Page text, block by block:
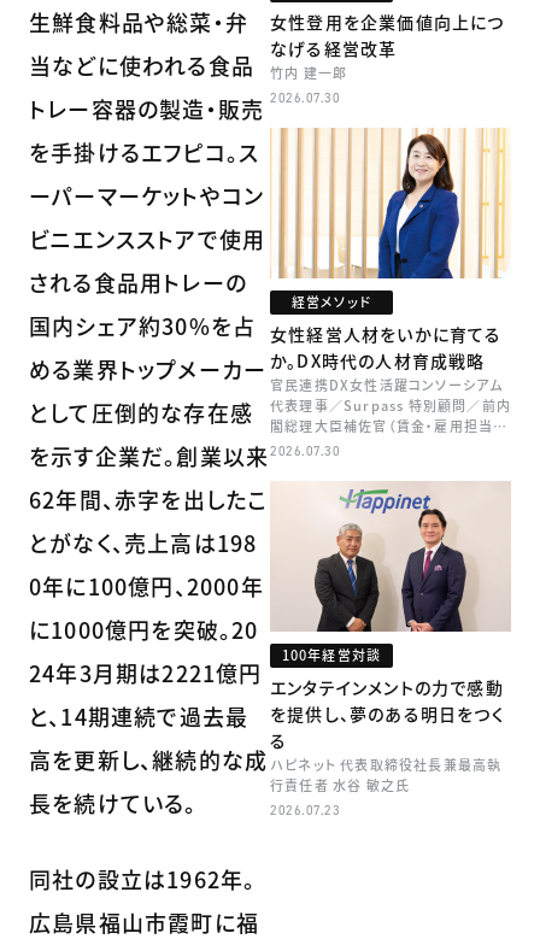
生鮮食料品や総菜・弁
当などに使われる食品
トレー容器の製造・販売
を手掛けるエフピコ。ス
ーパーマーケットやコン
ビニエンスストアで使用
される食品用トレーの
国内シェア約30%を占
める業界トップメーカー
として圧倒的な存在感
を示す企業だ。創業以来
62年間、赤字を出したこ
とがなく、売上高は198
0年に100億円、2000年
に1000億円を突破。20
24年3月期は2221億円
と、14期連続で過去最
高を更新し、継続的な成
長を続けている。
同社の設立は1962年。
広島県福山市霞町に福
女性登用を企業価値向上につ
なげる経営改革
竹内 建一郎
2026.07.30
経営メソッド
女性経営人材をいかに育てる
か。DX時代の人材育成戦略
官民連携DX女性活躍コンソーシアム
代表理事／Surpass 特別顧問／前内
閣総理大臣補佐官（賃金・雇用担当）
矢田 稚子
2026.07.30
100年経営対談
エンタテインメントの力で感動
を提供し、夢のある明日をつく
る
ハピネット 代表取締役社長兼最高執
行責任者 水谷 敏之氏
2026.07.23